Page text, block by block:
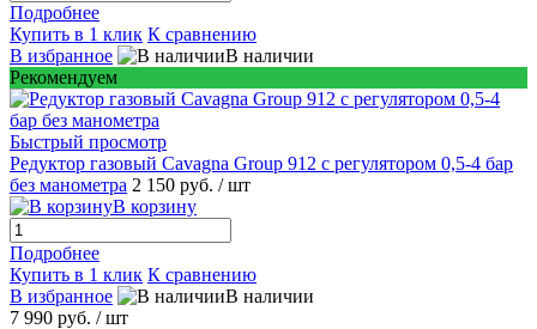
Подробнее
Купить в 1 клик К сравнению
В избранное
В наличии
Рекомендуем
Быстрый просмотр
Редуктор газовый Cavagna Group 912 c регулятором 0,5-4 бар
без манометра 2 150 руб. / шт
В корзину
Подробнее
Купить в 1 клик К сравнению
В избранное
В наличии
7 990 руб. / шт